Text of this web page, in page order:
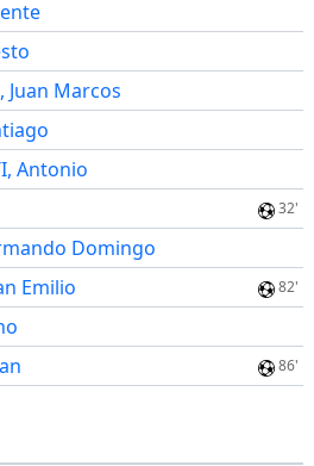
Juan Marcos
Antonio
32'
Domingo
Emilio 82'
86'